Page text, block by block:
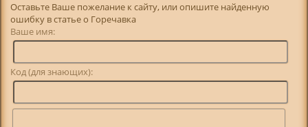
Оставьте Ваше пожелание к сайту, или опишите найденную
ошибку в статье о Горечавка
Ваше имя:
Код (для знающих):